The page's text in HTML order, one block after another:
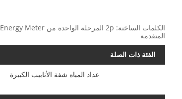
المتقدمة
الفئة ذات الصلة
عداد المياه شفة الأنابيب الكبيرة